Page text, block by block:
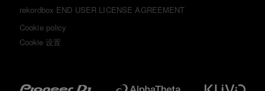
rekordbox END USER LICENSE AGREEMENT
Cookie policy
Cookie 设置